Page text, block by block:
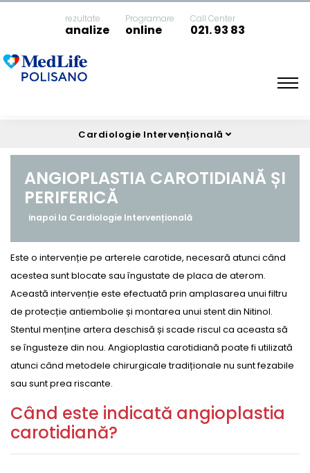
rezultate
analize
Programare
online
Call Center
021. 93 83
Cardiologie Intervențională
ANGIOPLASTIA CAROTIDIANĂ ȘI
PERIFERICĂ
inapoi la Cardiologie Intervențională
Este o intervenție pe arterele carotide, necesară atunci când
acestea sunt blocate sau îngustate de placa de aterom.
Această intervenție este efectuată prin amplasarea unui filtru
de protecție antiembolie și montarea unui stent din Nitinol.
Stentul menține artera deschisă și scade riscul ca aceasta să
se îngusteze din nou. Angioplastia carotidiană poate fi utilizată
atunci când metodele chirurgicale tradiționale nu sunt fezabile
sau sunt prea riscante.
Când este indicată angioplastia
carotidiană?